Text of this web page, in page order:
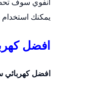
انفوي سوف
يمكنك
افضل
افضل كهربائي